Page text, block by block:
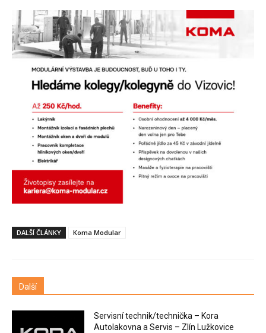
DALŠÍ ČLÁNKY Koma Modular
Další
Servisní technik/technička – Kora
Autolakovna a Servis – Zlín Lužkovice